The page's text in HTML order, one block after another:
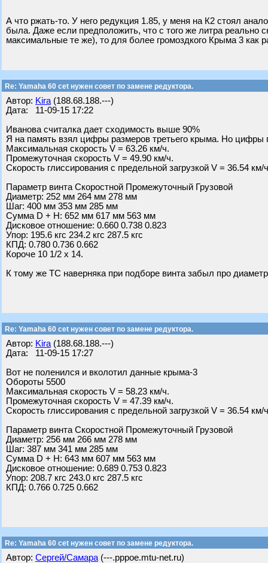
А что ржать-то. У него редукция 1.85, у меня на К2 стоял
была. Даже если предположить, что с того же литра реально
максимальные те же), то для более громоздкого Крыма 3 как
Re: Yamaha 60 cet нужен совет по замене редуктора.
Автор: Kira (188.68.188.---)
Дата: 11-09-15 17:22
Иванова считалка дает сходимость выше 90%
Я на память взял цифры размеров третьего крыма. Но
Максимальная скорость V = 63.26 км/ч.
Промежуточная скорость V = 49.90 км/ч.
Скорость глиссирования с предельной загрузкой V = 36.54
Параметр винта Скоростной Промежуточный Грузовой
Диаметр: 252 мм 264 мм 278 мм
Шаг: 400 мм 353 мм 285 мм
Сумма D + H: 652 мм 617 мм 563 мм
Дисковое отношение: 0.660 0.738 0.823
Упор: 195.6 кгс 234.2 кгс 287.5 кгс
КПД: 0.780 0.736 0.662
Короче 10 1/2 x 14.
К тому же ТС наверняка при подборе винта забыл про
Re: Yamaha 60 cet нужен совет по замене редуктора.
Автор: Kira (188.68.188.---)
Дата: 11-09-15 17:27
Вот не поленился и вколотил данные крыма-3
Обороты 5500
Максимальная скорость V = 58.23 км/ч.
Промежуточная скорость V = 47.39 км/ч.
Скорость глиссирования с предельной загрузкой V = 36.54
Параметр винта Скоростной Промежуточный Грузовой
Диаметр: 256 мм 266 мм 278 мм
Шаг: 387 мм 341 мм 285 мм
Сумма D + H: 643 мм 607 мм 563 мм
Дисковое отношение: 0.689 0.753 0.823
Упор: 208.7 кгс 243.0 кгс 287.5 кгс
КПД: 0.766 0.725 0.662
Re: Yamaha 60 cet нужен совет по замене редуктора.
Автор: Сергей/Самара (---.pppoe.mtu-net.ru)